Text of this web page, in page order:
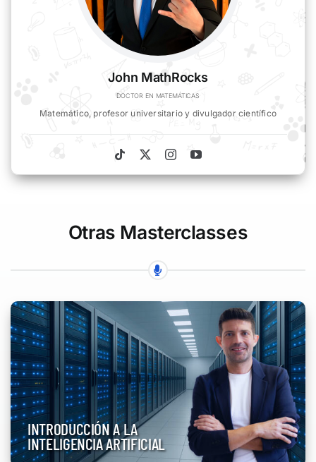
John MathRocks
DOCTOR EN MATEMÁTICAS
Matemático, profesor universitario y divulgador científico
Otras Masterclasses
INTRODUCCIÓN A LA
INTELIGENCIA ARTIFICIAL